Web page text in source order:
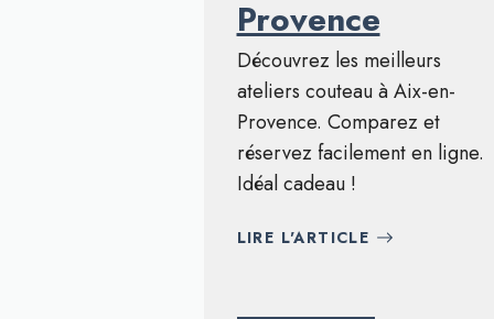
Provence
Découvrez les meilleurs
ateliers couteau à Aix-en-
Provence. Comparez et
réservez facilement en ligne.
Idéal cadeau !
LIRE L'ARTICLE